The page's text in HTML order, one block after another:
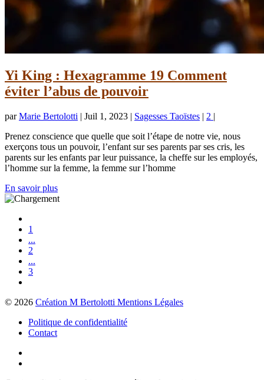
Yi King : Hexagramme 19 Comment
éviter l’abus de pouvoir
parMarie Bertolotti | Juil 1, 2023 | Sagesses Taoïstes | 2 |
Prenez conscience que quelle que soit l’étape de notre vie, nous
exerçons tous un pouvoir, l’enfant sur ses parents par ses cris, les
parents sur les enfants par leur puissance, la cheffe sur les employés,
l’homme sur la femme, la femme sur l’homme
En savoir plus
1
...
2
...
3
© 2026 Création M Bertolotti Mentions Légales
Politique de confidentialité
Contact